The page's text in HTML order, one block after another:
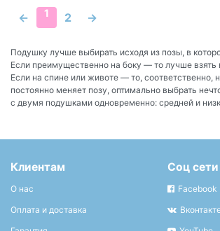
← 1 2 →
Подушку лучше выбирать исходя из позы, в
Если преимущественно на боку — то лучше
Если на спине или животе — то, соответственно,
постоянно меняет позу, оптимально выбрать
с двумя подушками одновременно: средней и
Клиентам
О нас
Оплата и доставка
Соц сети
Facebook